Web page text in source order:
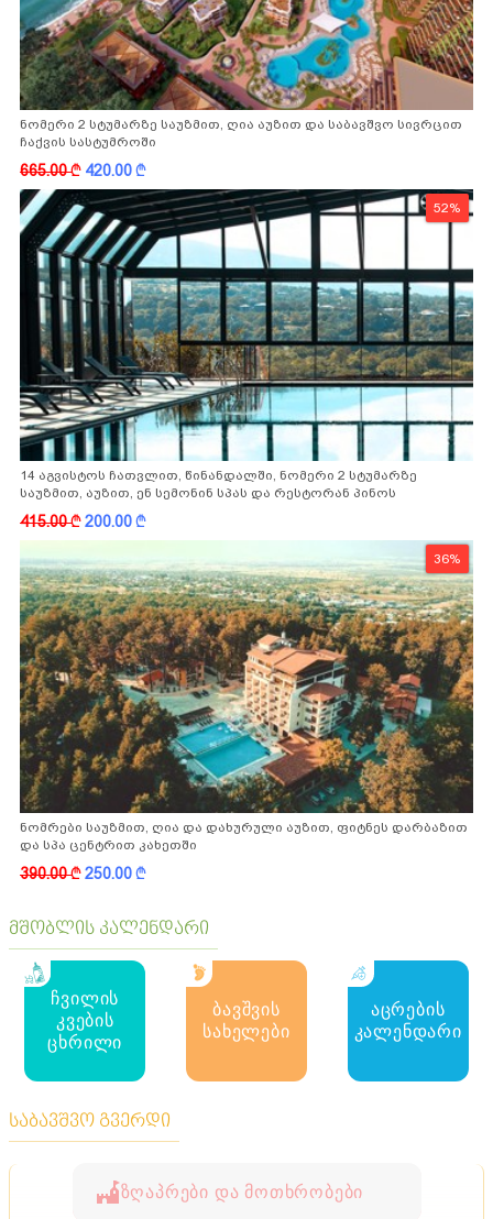
ნომერი 2 სტუმარზე საუზმით, ღია აუზით და საბავშვო სივრცით
ჩაქვის სასტუმროში
665.00k 420.00k
52%
14 აგვისტოს ჩათვლით, წინანდალში, ნომერი 2 სტუმარზე
საუზმით, აუზით, ენ სემონინ სპას და რესტორან პინოს
ფასდაკლებით
415.00k200.00k
36%
ნომრები საუზმით, ღია და დახურული აუზით, ფიტნეს დარბაზით
და სპა ცენტრით კახეთში
390.00k250.00k
მშობლის კალენდარი
ჩვილის
კვების
ცხრილი
ბავშვის
სახელები
აცრების
კალენდარი
საბავშვო გვერდი
ზღაპრები და მოთხრობები